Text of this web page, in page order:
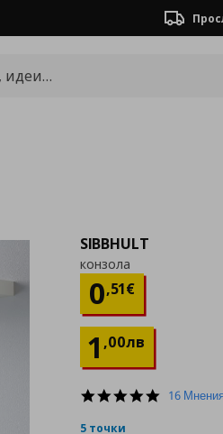
SIBBHULT
конзола
0,51€
Цена
1,00лв
4.916 Мнения
5 точки